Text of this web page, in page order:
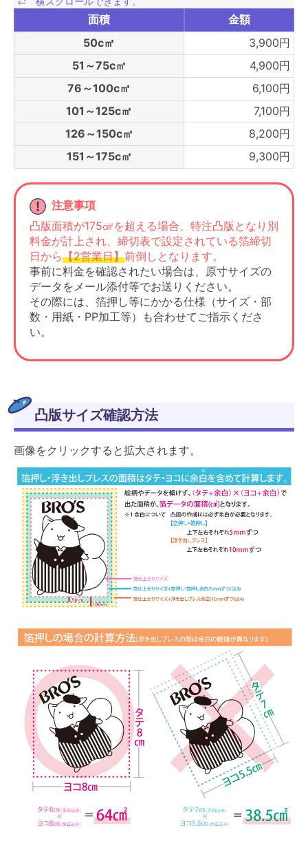
面積
金額
50c㎡
3,900円
51～75c㎡
4,900円
76～100c㎡
6,100円
101～125c㎡
7,100円
126～150c㎡
8,200円
151～175c㎡
9,300円
注意事項
凸版面積が175㎠を超える場合、特注凸版となり別
料金が計上され、締切表で設定されている箔締切
日から【2営業日】前倒しとなります。
事前に料金を確認されたい場合は、原寸サイズの
データをメール添付等でお送りください。
その際には、箔押し等にかかる仕様（サイズ・部
数・用紙・PP加工等）も合わせてご指示くださ
い。
凸版サイズ確認方法
画像をクリックすると拡大されます。